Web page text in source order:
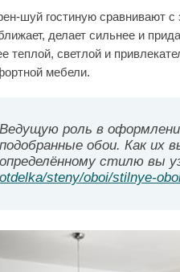
шуй гостиную сравнивают с
делает сильнее и
теплой, светлой и
мебели.
Ведущую роль в
подобранные обои. Как их
определённому стилю вы
otdelka/steny/oboi/stilnye-